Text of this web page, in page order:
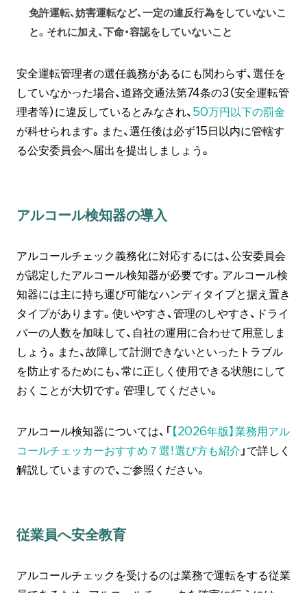
免許運転、妨害運転など、一定の違反行為をしていないこ
と。それに加え、下命・容認をしていないこと
安全運転管理者の選任義務があるにも関わらず、選任を
していなかった場合、道路交通法第74条の3（安全運転管
理者等）に違反しているとみなされ、 50万円以下の罰金
が科せられます。また、選任後は必ず15日以内に管轄す
る公安委員会へ届出を提出しましょう。
アルコール検知器の導入
アルコールチェック義務化に対応するには、公安委員会
が認定したアルコール検知器が必要です。アルコール検
知器には主に持ち運び可能なハンディタイプと据え置き
タイプがあります。使いやすさ、管理のしやすさ、ドライ
バーの人数を加味して、自社の運用に合わせて用意しま
しょう。また、故障して計測できないといったトラブル
を防止するためにも、常に正しく使用できる状態にして
おくことが大切です。管理してください。
アルコール検知器については、「 【2026年版】業務用アル
コールチェッカーおすすめ７選！選び方も紹介 」で詳しく
解説していますので、ご参照ください。
従業員へ安全教育
アルコールチェックを受けるのは業務で運転をする従業